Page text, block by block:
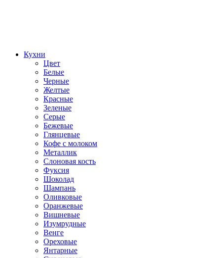
Кухни
Цвет
Белые
Черные
Желтые
Красные
Зеленые
Серые
Бежевые
Глянцевые
Кофе с молоком
Металлик
Слоновая кость
Фуксия
Шоколад
Шампань
Оливковые
Оранжевые
Вишневые
Изумрудные
Венге
Ореховые
Янтарные